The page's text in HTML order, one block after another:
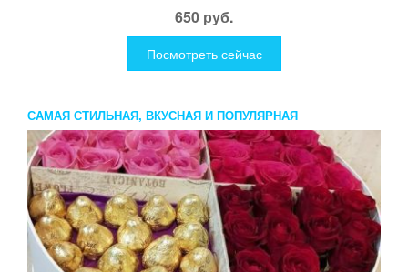
650 руб.
Посмотреть сейчас
САМАЯ СТИЛЬНАЯ, ВКУСНАЯ И ПОПУЛЯРНАЯ